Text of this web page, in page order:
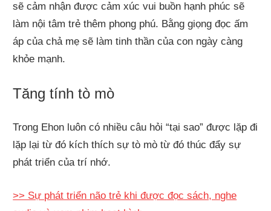
sẽ cảm nhận được cảm xúc vui buồn hạnh phúc sẽ
làm nội tâm trẻ thêm phong phú. Bằng giọng đọc ấm
áp của chả mẹ sẽ làm tinh thần của con ngày càng
khỏe mạnh.
Tăng tính tò mò
Trong Ehon luôn có nhiều câu hỏi “tại sao” được lặp đi
lặp lại từ đó kích thích sự tò mò từ đó thúc đẩy sự
phát triển của trí nhớ.
>> Sự phát triển não trẻ khi được đọc sách, nghe